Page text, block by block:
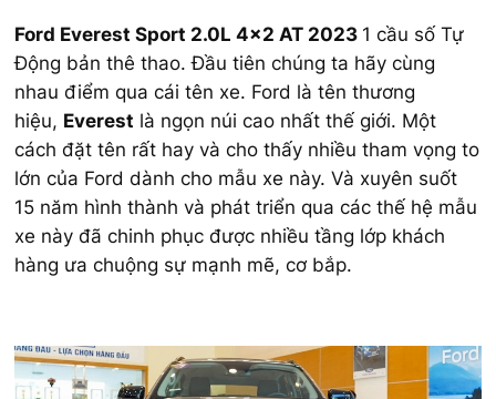
Ford Everest Sport 2.0L 4×2 AT 2023 1 cầu số Tự
Động bản thê thao. Đầu tiên chúng ta hãy cùng
nhau điểm qua cái tên xe. Ford là tên thương
hiệu, Everest là ngọn núi cao nhất thế giới. Một
cách đặt tên rất hay và cho thấy nhiều tham vọng to
lớn của Ford dành cho mẫu xe này. Và xuyên suốt
15 năm hình thành và phát triển qua các thế hệ mẫu
xe này đã chinh phục được nhiều tầng lớp khách
hàng ưa chuộng sự mạnh mẽ, cơ bắp.